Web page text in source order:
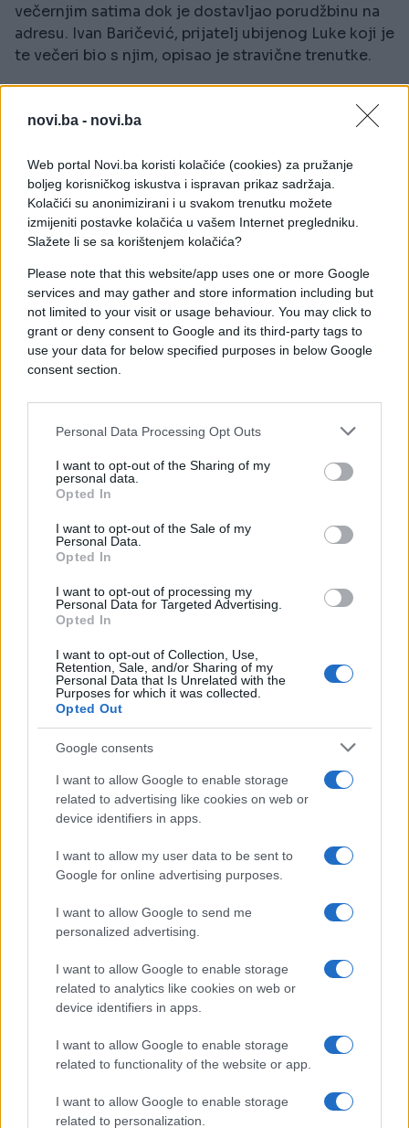
novi.ba - novi.ba
Web portal Novi.ba koristi kolačiće (cookies) za pružanje
boljeg korisničkog iskustva i ispravan prikaz sadržaja.
Kolačići su anonimizirani i u svakom trenutku možete
izmijeniti postavke kolačića u vašem Internet pregledniku.
Slažete li se sa korištenjem kolačića?
Please note that this website/app uses one or more Google
services and may gather and store information including but
not limited to your visit or usage behaviour. You may click to
grant or deny consent to Google and its third-party tags to
use your data for below specified purposes in below Google
consent section.
Personal Data Processing Opt Outs
I want to opt-out of the Sharing of my
personal data.
Opted In
I want to opt-out of the Sale of my
Personal Data.
Opted In
I want to opt-out of processing my
Personal Data for Targeted Advertising.
Opted In
I want to opt-out of Collection, Use,
Retention, Sale, and/or Sharing of my
Personal Data that Is Unrelated with the
Purposes for which it was collected.
Opted Out
Google consents
I want to allow Google to enable storage
related to advertising like cookies on web or
device identifiers in apps.
I want to allow my user data to be sent to
Google for online advertising purposes.
I want to allow Google to send me
personalized advertising.
I want to allow Google to enable storage
related to analytics like cookies on web or
device identifiers in apps.
I want to allow Google to enable storage
related to functionality of the website or app.
I want to allow Google to enable storage
related to personalization.
večernjim satima dok je dostavljao porudžbinu na
adresu. Ivan Baričević, prijatelj ubijenog Luke koji je
te večeri bio s njim, opisao je stravične trenutke.
se da idem s njim, rekao sam da ću ići s njim, da će
stepenice, došli na terasu, Kristijan otvara vrata i
govori 'uđi, uđi', međutim Luka ide da mu preda
dostavu i Aleksić u tom trenutku puca - ispričao je
Baričević za HRT.
- Ja kad sam vidio Luku da pada na pod, u tom
trenutku sam počeo da trčim, preskočio sam
stepenice, ulazim u auto, auto se gasi, otvaram
vrata i vidim Aleksić trči prema meni. Ja sam
također onda počeo da trčim i otišao sam u piceriju
i prijavio da se to dogodilo, da hitno zovu policiju -
dodao je Ivan.
Aleksić je uhvaćen u noći između nedjelje i
ponedjeljka, nedaleko od svoje kuće. Više od 24
sata za njim su tragali policajci, helikopteri,
dronovi... Podsjetimo, u pitanju je čovjek koji je
ranije osuđivan zbog ubistva.
#Luka Milovac #Hrvatska
#ubistvo